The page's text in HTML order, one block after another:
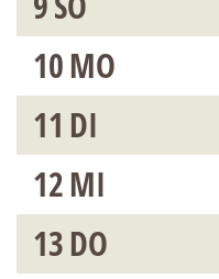
10MO
11 DI
12MI
13DO